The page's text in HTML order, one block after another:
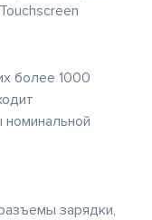
более 1000
зарядки,